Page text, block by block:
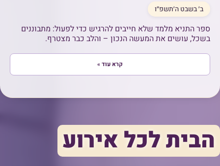
ב׳ בשבט ה׳תשפ״ו
ספר התניא מלמד שלא חייבים להרגיש כדי לפעול: מתבוננים
בשכל, עושים את המעשה הנכון – והלב כבר מצטרף.
קרא עוד »
הבית לכל אירוע